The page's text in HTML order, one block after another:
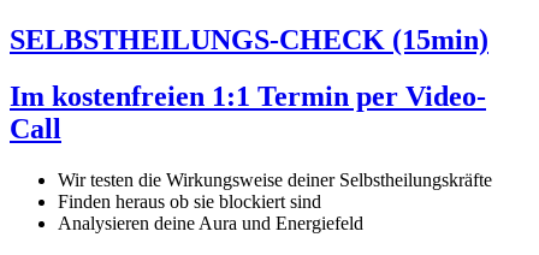
SELBSTHEILUNGS-CHECK (15min)
Im kostenfreien 1:1 Termin per Video-
Call
Wir testen die Wirkungsweise deiner Selbstheilungskräfte
Finden heraus ob sie blockiert sind
Analysieren deine Aura und Energiefeld